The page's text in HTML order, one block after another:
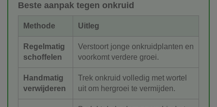
Beste aanpak tegen onkruid
Methode Uitleg
Regelmatig
schoffelen
Verstoort jonge onkruidplanten en
voorkomt verdere groei.
Handmatig
verwijderen
Trek onkruid volledig met wortel
uit om hergroei te vermijden.